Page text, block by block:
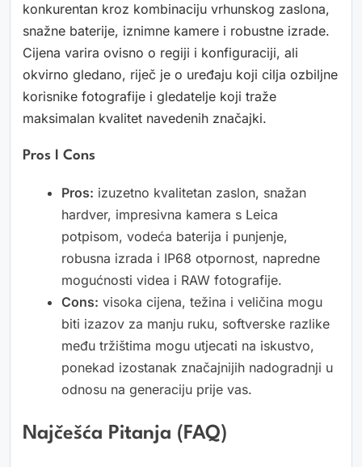
konkurentan kroz kombinaciju vrhunskog zaslona,
snažne baterije, iznimne kamere i robustne izrade.
Cijena varira ovisno o regiji i konfiguraciji, ali
okvirno gledano, riječ je o uređaju koji cilja ozbiljne
korisnike fotografije i gledatelje koji traže
maksimalan kvalitet navedenih značajki.
Pros I Cons
Pros: izuzetno kvalitetan zaslon, snažan
hardver, impresivna kamera s Leica
potpisom, vodeća baterija i punjenje,
robusna izrada i IP68 otpornost, napredne
mogućnosti videa i RAW fotografije.
Cons: visoka cijena, težina i veličina mogu
biti izazov za manju ruku, softverske razlike
među tržištima mogu utjecati na iskustvo,
ponekad izostanak značajnijih nadogradnji u
odnosu na generaciju prije vas.
Najčešća Pitanja (FAQ)